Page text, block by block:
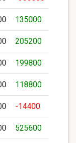
135000
205200
199800
118800
-14400
525600